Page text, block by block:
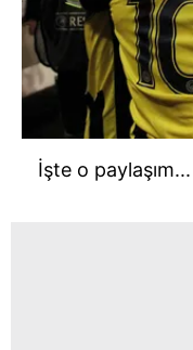
İşte o paylaşım...